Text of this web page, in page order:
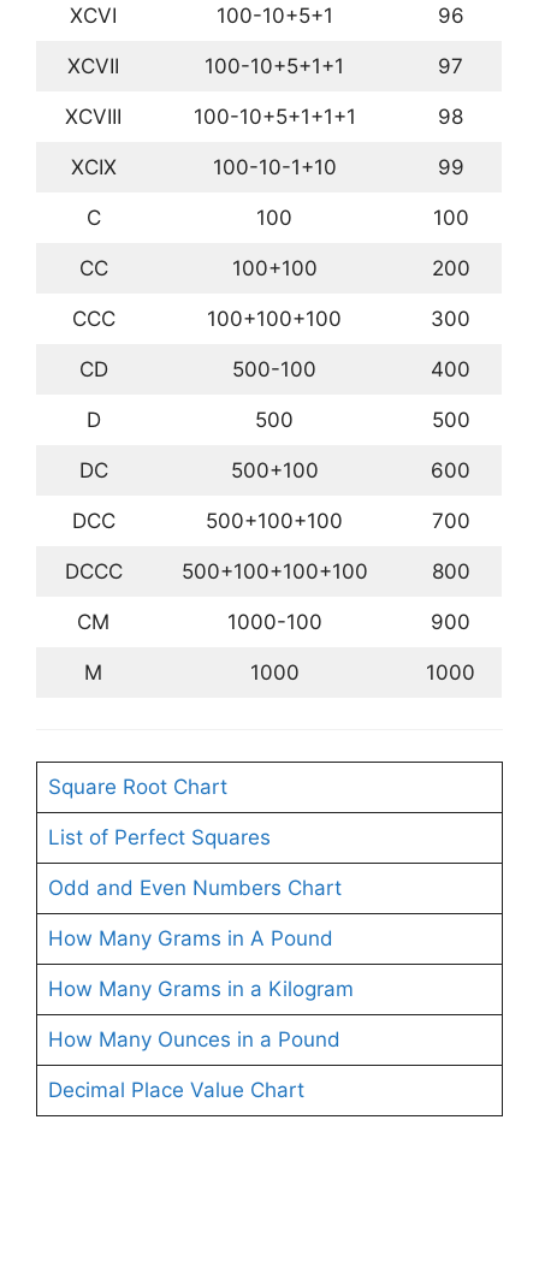
XCVI 100-10+5+1 96
XCVII 100-10+5+1+1 97
XCVIII 100-10+5+1+1+1 98
XCIX 100-10-1+10 99
C 100 100
CC 100+100 200
CCC 100+100+100 300
CD 500-100 400
D 500 500
DC 500+100 600
DCC 500+100+100 700
DCCC 500+100+100+100 800
CM 1000-100 900
M 1000 1000
Square Root Chart
List of Perfect Squares
Odd and Even Numbers Chart
How Many Grams in A Pound
How Many Grams in a Kilogram
How Many Ounces in a Pound
Decimal Place Value Chart